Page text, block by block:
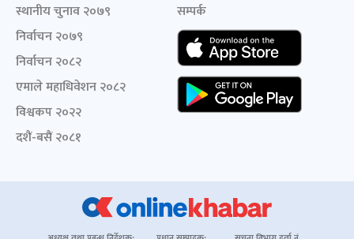
स्थानीय चुनाव २०७९
निर्वाचन २०७९
निर्वाचन २०८२
एमाले महाधिवेशन २०८२
विश्वकप २०२२
दशैं-बसैं २०८१
सम्पर्क